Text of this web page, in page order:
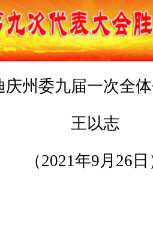
庆州委九届一次全
王以志
（2021年9月26